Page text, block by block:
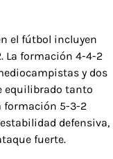
el fútbol incluyen
La formación 4-4-2
y dos
equilibrado tanto
formación 5-3-2
defensiva,
fuerte.